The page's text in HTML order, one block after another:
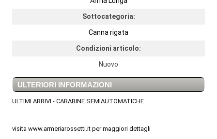
Sottocategoria:
Canna rigata
Condizioni articolo:
Nuovo
ULTERIORI INFORMAZIONI
ULTIMI ARRIVI - CARABINE SEMIAUTOMATICHE
visita www.armeriarossetti.it per maggiori dettagli